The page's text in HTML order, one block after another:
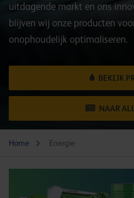
uitdagende markt en ons
blijven wij onze producten
onophoudelijk optimaliseren.
BEKIJK
NAAR
Home Energie